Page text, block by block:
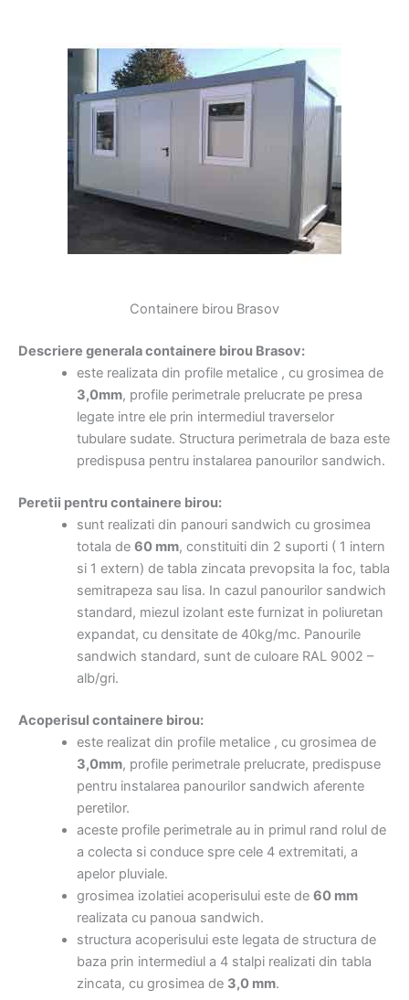
Containere birou Brasov
Descriere generala containere birou Brasov:
este realizata din profile metalice , cu grosimea de
3,0mm, profile perimetrale prelucrate pe presa
legate intre ele prin intermediul traverselor
tubulare sudate. Structura perimetrala de baza este
predispusa pentru instalarea panourilor sandwich.
Peretii pentru containere birou:
sunt realizati din panouri sandwich cu grosimea
totala de 60 mm, constituiti din 2 suporti ( 1 intern
si 1 extern) de tabla zincata prevopsita la foc, tabla
semitrapeza sau lisa. In cazul panourilor sandwich
standard, miezul izolant este furnizat in poliuretan
expandat, cu densitate de 40kg/mc. Panourile
sandwich standard, sunt de culoare RAL 9002 –
alb/gri.
Acoperisul containere birou:
este realizat din profile metalice , cu grosimea de
3,0mm, profile perimetrale prelucrate, predispuse
pentru instalarea panourilor sandwich aferente
peretilor.
aceste profile perimetrale au in primul rand rolul de
a colecta si conduce spre cele 4 extremitati, a
apelor pluviale.
grosimea izolatiei acoperisului este de 60 mm
realizata cu panoua sandwich.
structura acoperisului este legata de structura de
baza prin intermediul a 4 stalpi realizati din tabla
zincata, cu grosimea de 3,0 mm.